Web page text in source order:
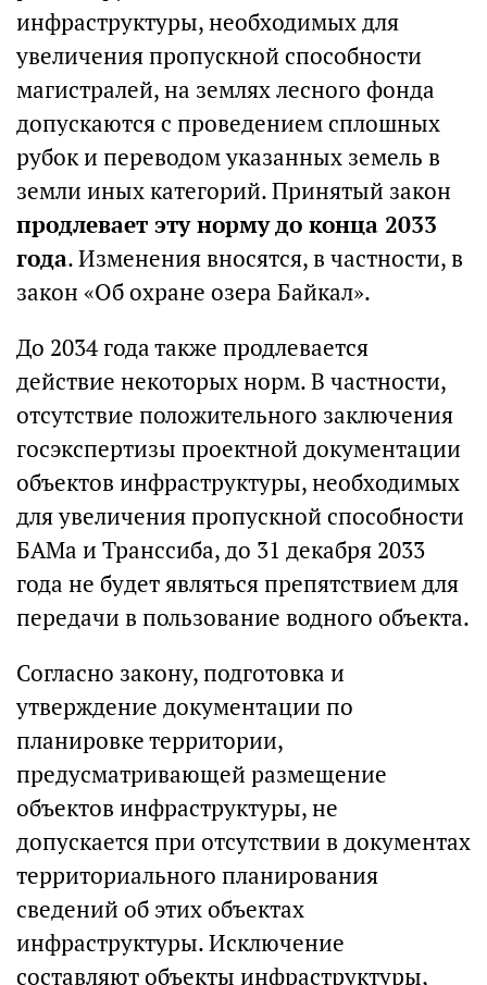
инфраструктуры, необходимых для
увеличения пропускной способности
магистралей, на землях лесного фонда
допускаются с проведением сплошных
рубок и переводом указанных земель в
земли иных категорий. Принятый закон
продлевает эту норму до конца 2033
года. Изменения вносятся, в частности, в
закон «Об охране озера Байкал».
До 2034 года также продлевается
действие некоторых норм. В частности,
отсутствие положительного заключения
госэкспертизы проектной документации
объектов инфраструктуры, необходимых
для увеличения пропускной способности
БАМа и Транссиба, до 31 декабря 2033
года не будет являться препятствием для
передачи в пользование водного объекта.
Согласно закону, подготовка и
утверждение документации по
планировке территории,
предусматривающей размещение
объектов инфраструктуры, не
допускается при отсутствии в документах
территориального планирования
сведений об этих объектах
инфраструктуры. Исключение
составляют объекты инфраструктуры,